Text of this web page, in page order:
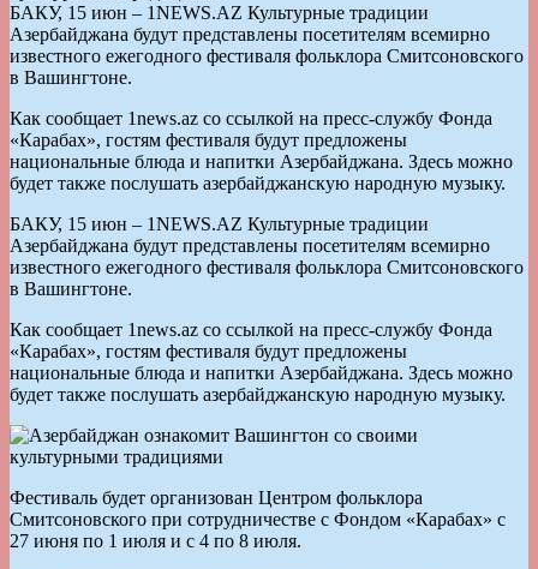
БАКУ, 15 июн – 1NEWS.AZ Культурные традиции
Азербайджана будут представлены посетителям всемирно
известного ежегодного фестиваля фольклора Смитсоновского
в Вашингтоне.
Как сообщает 1news.az со ссылкой на пресс-службу Фонда
«Карабах», гостям фестиваля будут предложены
национальные блюда и напитки Азербайджана. Здесь можно
будет также послушать азербайджанскую народную музыку.
БАКУ, 15 июн – 1NEWS.AZ Культурные традиции
Азербайджана будут представлены посетителям всемирно
известного ежегодного фестиваля фольклора Смитсоновского
в Вашингтоне.
Как сообщает 1news.az со ссылкой на пресс-службу Фонда
«Карабах», гостям фестиваля будут предложены
национальные блюда и напитки Азербайджана. Здесь можно
будет также послушать азербайджанскую народную музыку.
Фестиваль будет организован Центром фольклора
Смитсоновского при сотрудничестве с Фондом «Карабах» с
27 июня по 1 июля и c 4 по 8 июля.